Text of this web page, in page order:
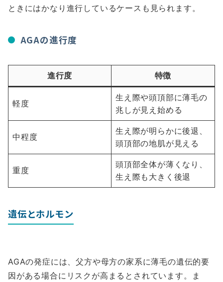
ときにはかなり進行しているケースも見られます。
AGAの進行度
進行度 特徴
軽度
生え際や頭頂部に薄毛の
兆しが見え始める
中程度
生え際が明らかに後退、
頭頂部の地肌が見える
重度
頭頂部全体が薄くなり、
生え際も大きく後退
遺伝とホルモン
AGAの発症には、父方や母方の家系に薄毛の遺伝的要
因がある場合にリスクが高まるとされています。ま